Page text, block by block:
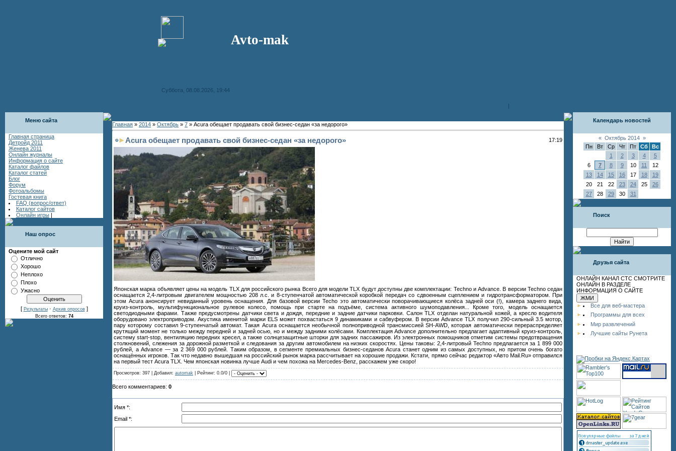
Avto-mak
Суббота, 08.08.2026, 19:44
|
Меню сайта
Главная страница
Детройд 2011
Женева 2011
Онлайн журналы
Информация о сайте
Каталог файлов
Каталог статей
Блог
Форум
Фотоальбомы
Гостевая книга
FAQ (вопрос/ответ)
Каталог сайтов
Онлайн игры |
Наш опрос
Оцените мой сайт
Отлично
Хорошо
Неплохо
Плохо
Ужасно
[ Результаты· Архив опросов]
Всего ответов: 74
Главная » 2014 » Октябрь » 7 » Acura обещает продавать свой бизнес-седан «за недорого»
Acura обещает продавать свой бизнес-седан «за недорого» 17:19
Японская марка объявляет цены на модель TLX для российского рынка Всего для модели TLX будут доступны две комплектации: Techno и Advance. В версии Techno седан
оснащается 2,4-литровым двигателем мощностью 208 л.с. и 8-ступенчатой автоматической коробкой передач со сдвоенным сцеплением и гидротрансформатором. При
этом Acura анонсирует невиданный уровень оснащения. Для базовой версии Techo это автоматически поворачивающиеся колёса задней оси (!), камера заднего вида,
круиз-контроль, мультифункциональное рулевое колесо, помощь при старте на подъёме, система активного шумоподавления... Кроме того, модель оснащается
светодиодными фарами. Также предусмотрены датчики света и дождя, передние и задние датчики парковки. Салон TLX отделан натуральной кожей, а кресло водителя
оборудовано электроприводом. Акустика именитой марки ELS может похвастаться 9 динамиками и сабвуфером. В версии Advance TLX получил 290-сильный 3.5 мотор,
пару которому составил 9-ступенчатый автомат. Такая Acura оснащается необычной полноприводной трансмиссией SH-AWD, которая автоматически перераспределяет
крутящий момент не только между передней и задней осью, но и между задними колёсами. Комплектация Advance дополнительно предлагает адаптивный круиз-контроль,
систему start-stop, вентиляцию передних кресел, а также солнцезащитные шторки для задних пассажиров. Из электронных помощников отметим системы предотвращения
столкновений, слежения за дорожной разметкой и следования за другим автомобилем на низких скоростях. Цены таковы: 2,4-литровый Techno предлагается за 1 899 000
рублей, а Advance — за 2 369 000 рублей. Таким образом, в сегменте премиальных бизнес-седанов Acura станет одним из самых доступных, но притом очень богато
оснащённых игроков. Так что недавно вышедшая на российский рынок марка рассчитывает на хорошие продажи. Кстати, прямо сейчас редактор «Авто Mail.Ru» отправился
на первый тест Acura TLX. Чем японская новинка лучше Audi и чем похожа на Mercedes-Benz, расскажем уже скоро!
Просмотров: 397 | Добавил: automak | Рейтинг: 0.0/0 |
Всего комментариев: 0
Имя *:
Email *:
Календарь новостей
« Октябрь 2014 »
Пн
Вт Ср Чт Пт Сб
Вс
1
2 3 4
5
6
7 8 9 10 11
12
13
14 15 16 17 18
19
20
21 22 23 24 25
26
27
28 29 30 31
Поиск
Друзья сайта
ОНЛАЙН КАНАЛ СТС СМОТРИТЕ
ОНЛАЙН В РАЗДЕЛЕ
ИНФОРМАЦИЯ О САЙТЕ
Все для веб-мастера
Программы для всех
Мир развлечений
Лучшие сайты Рунета